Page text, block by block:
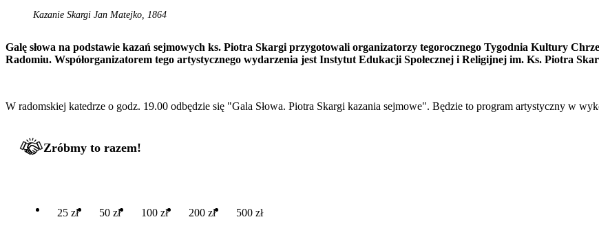
Kazanie Skargi Jan Matejko, 1864
Galę słowa na podstawie kazań sejmowych ks. Piotra Skargi przygotowali organizatorzy tegorocznego Tygodnia Kultury
Radomiu. Współorganizatorem tego artystycznego wydarzenia jest Instytut Edukacji Społecznej i Religijnej im. Ks. Piotra
W radomskiej katedrze o godz. 19.00 odbędzie się "Gala Słowa. Piotra Skargi kazania sejmowe". Będzie to program artystyczny w
Zróbmy to razem!
25 zł 50 zł 100 zł 200 zł 500 zł